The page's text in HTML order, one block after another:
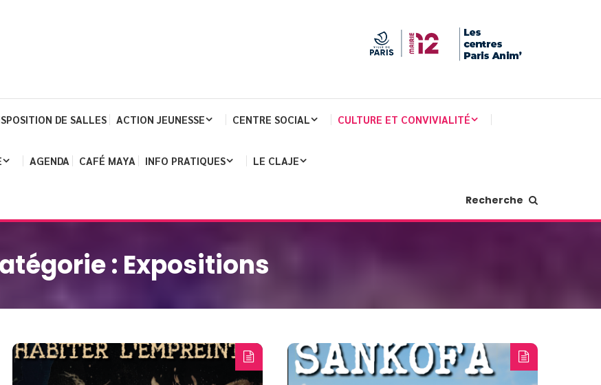
DE SALLES ACTION JEUNESSE CENTRE SOCIAL CULTURE ET CONVIVIALITÉ
AGENDA CAFÉ MAYA INFO PRATIQUES LE CLAJE
Recherche
: Expositions